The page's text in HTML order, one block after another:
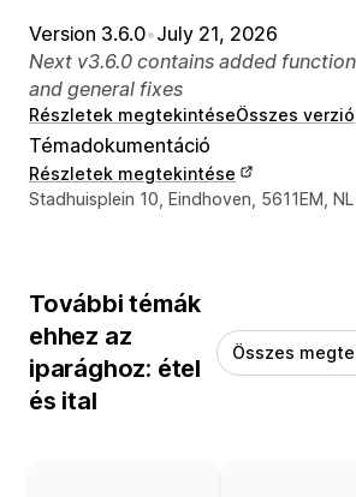
Version 3.6.0•July 21, 2026
Next v3.6.0 contains added
and general fixes
Részletek megtekintéseÖsszes verzió
Témadokumentáció
Részletek megtekintése
Dizájner kapcsolattartási adatai
Stadhuisplein 10, Eindhoven, 5611EM, NL
További témák
ehhez az
iparághoz: étel
és ital
Összes